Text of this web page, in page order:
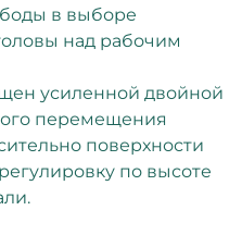
в выборе
над рабочим
усиленной двойной
перемещения
поверхности
по высоте